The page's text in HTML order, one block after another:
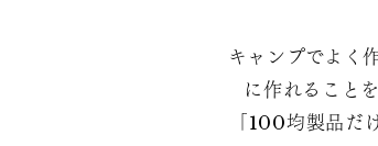
キャンプでよく
に作れること
「100均製品だ